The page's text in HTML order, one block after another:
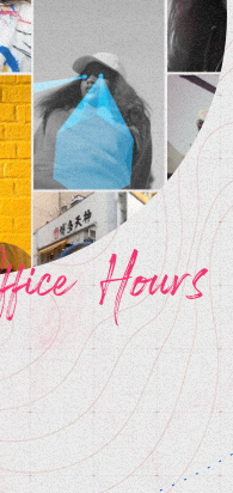
Hours